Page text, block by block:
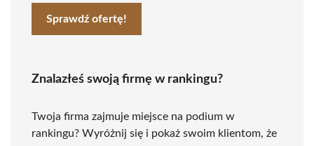
Sprawdź ofertę!
Znalazłeś swoją firmę w rankingu?
Twoja firma zajmuje miejsce na podium w
rankingu? Wyróżnij się i pokaż swoim klientom, że